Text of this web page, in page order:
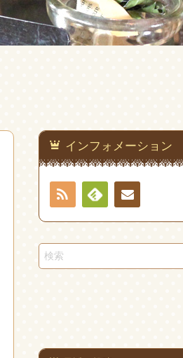
インフォメーション
RSS
Feedlyお問
い合
わせ